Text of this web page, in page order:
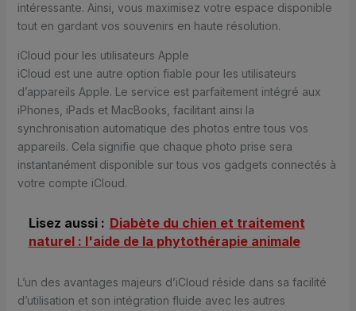
intéressante. Ainsi, vous maximisez votre espace disponible
tout en gardant vos souvenirs en haute résolution.
iCloud pour les utilisateurs Apple
iCloud est une autre option fiable pour les utilisateurs
d’appareils Apple. Le service est parfaitement intégré aux
iPhones, iPads et MacBooks, facilitant ainsi la
synchronisation automatique des photos entre tous vos
appareils. Cela signifie que chaque photo prise sera
instantanément disponible sur tous vos gadgets connectés à
votre compte iCloud.
Lisez aussi : Diabète du chien et traitement
naturel : l'aide de la phytothérapie animale
L’un des avantages majeurs d’iCloud réside dans sa facilité
d’utilisation et son intégration fluide avec les autres